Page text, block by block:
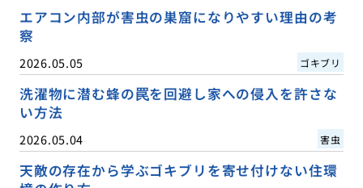
エアコン内部が害虫の巣窟になりやすい理由の考
察
2026.05.05 ゴキブリ
洗濯物に潜む蜂の罠を回避し家への侵入を許さな
い方法
2026.05.04 害虫
天敵の存在から学ぶゴキブリを寄せ付けない住環